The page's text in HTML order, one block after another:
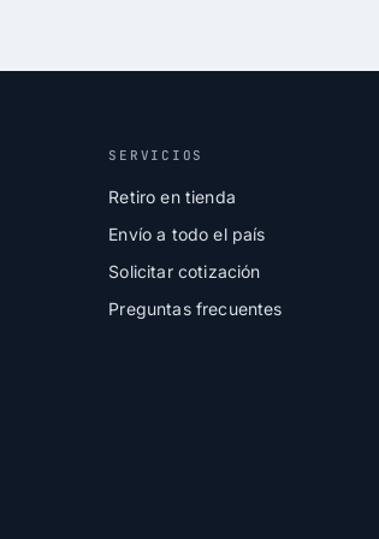
SERVICIOS
Retiro en tienda
Envío a todo el país
Solicitar cotización
Preguntas frecuentes